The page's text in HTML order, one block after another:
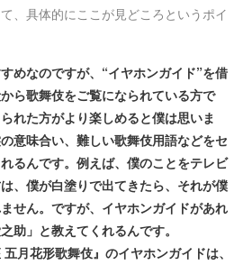
、具体的にここが見どころというポイ
めなのですが、“イヤホンガイド”を借
ら歌舞伎をご覧になられている方で
れた方がより楽しめると僕は思いま
意味合い、難しい歌舞伎用語などをセ
るんです。例えば、僕のことをテレビ
、僕が白塗りで出てきたら、それが僕
せん。ですが、イヤホンガイドがあれ
助」と教えてくれるんです。
月花形歌舞伎』のイヤホンガイドは、